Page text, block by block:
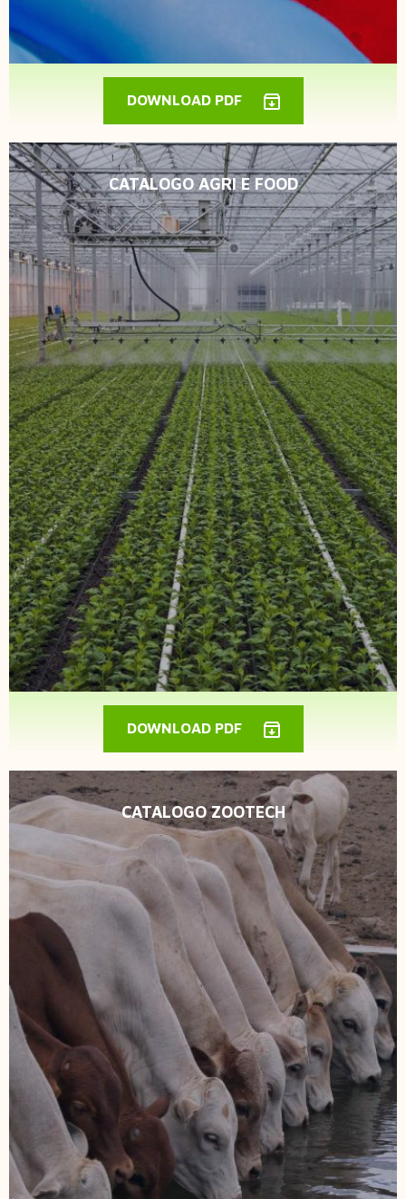
DOWNLOAD PDF
CATALOGO AGRI E FOOD
DOWNLOAD PDF
CATALOGO ZOOTECH